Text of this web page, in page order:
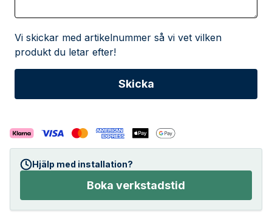
Vi skickar med artikelnummer så vi vet vilken
produkt du letar efter!
Hjälp med installation?
Boka verkstadstid